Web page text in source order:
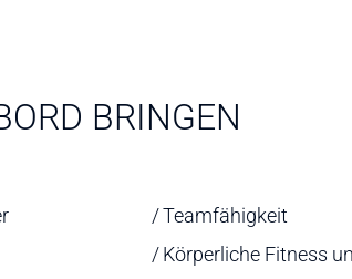
BRINGEN
Teamfähigkeit
Körperliche Fitness